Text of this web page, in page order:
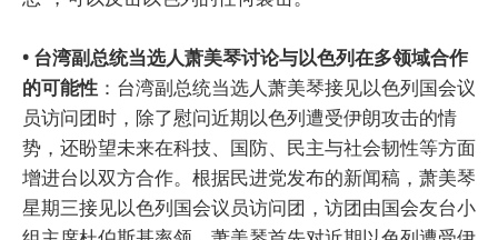
• 台湾副总统当选人萧美琴讨论与以色列在多领域合作
的可能性 ：台湾副总统当选人萧美琴接见以色列国会议
员访问团时，除了慰问近期以色列遭受伊朗攻击的情
势，还盼望未来在科技、国防、民主与社会韧性等方面
增进台以双方合作。根据民进党发布的新闻稿，萧美琴
星期三接见以色列国会议员访问团，访团由国会友台小